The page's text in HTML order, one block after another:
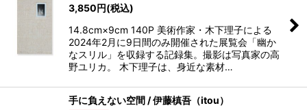
3,850円(税込)
14.8cm×9cm 140P 美術作家・木下理子による
2024年2月に9日間のみ開催された展覧会「幽か
なスリル」を収録する記録集。撮影は写真家の高
野ユリカ。 木下理子は、身近な素材…
手に負えない空間 / 伊藤槙吾（itou）